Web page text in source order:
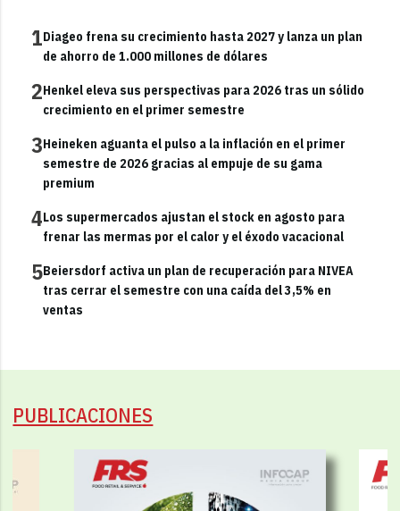
1Diageo frena su crecimiento hasta 2027 y lanza un plan
de ahorro de 1.000 millones de dólares
2Henkel eleva sus perspectivas para 2026 tras un sólido
crecimiento en el primer semestre
3Heineken aguanta el pulso a la inflación en el primer
semestre de 2026 gracias al empuje de su gama
premium
4Los supermercados ajustan el stock en agosto para
frenar las mermas por el calor y el éxodo vacacional
5Beiersdorf activa un plan de recuperación para NIVEA
tras cerrar el semestre con una caída del 3,5% en
ventas
PUBLICACIONES